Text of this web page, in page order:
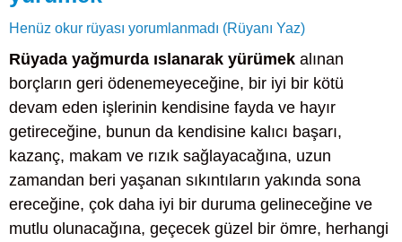
Henüz okur rüyası yorumlanmadı (Rüyanı Yaz)
Rüyada yağmurda ıslanarak yürümek alınan
borçların geri ödenemeyeceğine, bir iyi bir kötü
devam eden işlerinin kendisine fayda ve hayır
getireceğine, bunun da kendisine kalıcı başarı,
kazanç, makam ve rızık sağlayacağına, uzun
zamandan beri yaşanan sıkıntıların yakında sona
ereceğine, çok daha iyi bir duruma gelineceğine ve
mutlu olunacağına, geçecek güzel bir ömre, herhangi